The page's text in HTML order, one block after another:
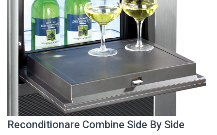
Reconditionare Combine Side By Side